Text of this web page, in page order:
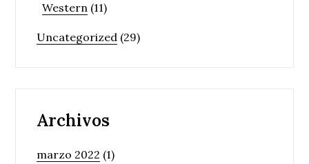
Western (11)
Uncategorized (29)
Archivos
marzo 2022 (1)